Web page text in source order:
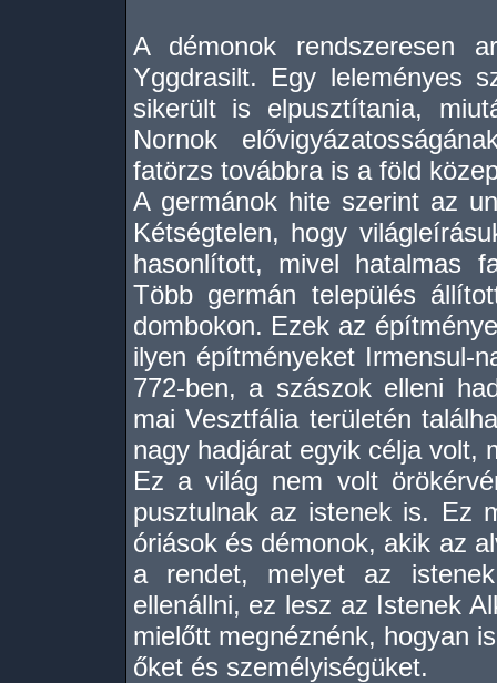
A démonok rendszeresen
Yggdrasilt. Egy leleményes
sikerült is elpusztítania,
Nornok
fatörzs továbbra is a föld
A germánok hite szerint az
Kétségtelen, hogy
hasonlított, mivel hatalmas
Több germán település
dombokon. Ezek az
ilyen építményeket Irmensul-
772-ben, a szászok elleni
mai Vesztfália területén
nagy hadjárat egyik célja volt,
Ez a világ nem volt
pusztulnak az istenek is. Ez
óriások és démonok, akik az
a rendet, melyet az
ellenállni, ez lesz az Istenek
mielőtt megnéznénk, hogyan
őket és személyiségüket.